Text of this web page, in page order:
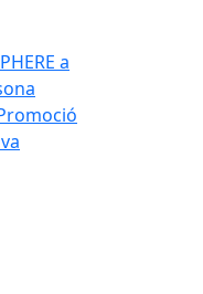
a la XIa Nit del